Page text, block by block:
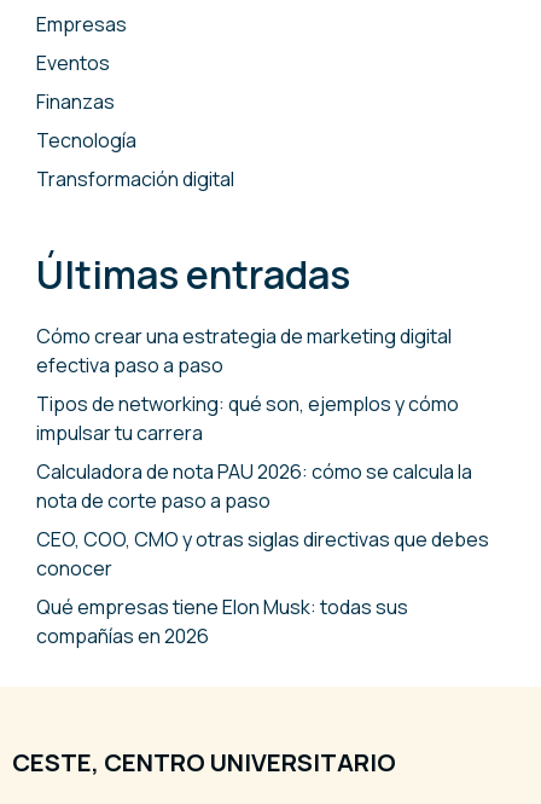
Empresas
Eventos
Finanzas
Tecnología
Transformación digital
Últimas entradas
Cómo crear una estrategia de marketing digital
efectiva paso a paso
Tipos de networking: qué son, ejemplos y cómo
impulsar tu carrera
Calculadora de nota PAU 2026: cómo se calcula la
nota de corte paso a paso
CEO, COO, CMO y otras siglas directivas que debes
conocer
Qué empresas tiene Elon Musk: todas sus
compañías en 2026
CESTE, CENTRO UNIVERSITARIO